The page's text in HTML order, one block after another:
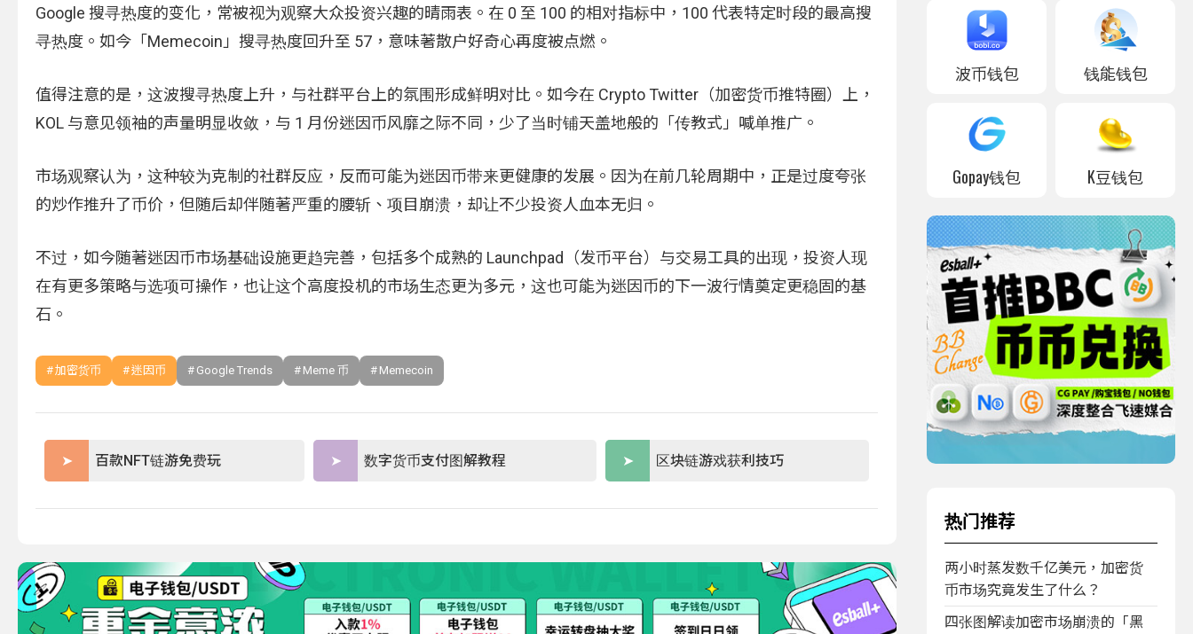
Google 搜寻热度的变化，常被视为观察大众投资兴趣的晴雨表。在 0 至 100 的相对指标中，100 代表特定时段的最高搜
寻热度。如今「Memecoin」搜寻热度回升至 57，意味著散户好奇心再度被点燃。
值得注意的是，这波搜寻热度上升，与社群平台上的氛围形成鲜明对比。如今在 Crypto Twitter（加密货币推特圈）上，
KOL 与意见领袖的声量明显收敛，与 1 月份迷因币风靡之际不同，少了当时铺天盖地般的「传教式」喊单推广。
市场观察认为，这种较为克制的社群反应，反而可能为迷因币带来更健康的发展。因为在前几轮周期中，正是过度夸张
的炒作推升了币价，但随后却伴随著严重的腰斩、项目崩溃，却让不少投资人血本无归。
不过，如今随著迷因币市场基础设施更趋完善，包括多个成熟的 Launchpad（发币平台）与交易工具的出现，投资人现
在有更多策略与选项可操作，也让这个高度投机的市场生态更为多元，这也可能为迷因币的下一波行情奠定更稳固的基
石。
加密货币 迷因币 Google Trends Meme 币 Memecoin
百款NFT链游免费玩 数字货币支付图解教程 区块链游戏获利技巧
波币钱包 钱能钱包
Gopay钱包 K豆钱包
热门推荐
两小时蒸发数千亿美元，加密货
币市场究竟发生了什么？
四张图解读加密市场崩溃的「黑